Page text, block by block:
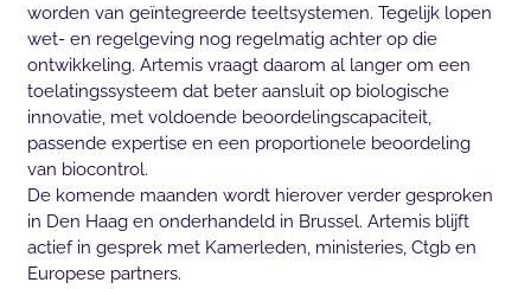
worden van geïntegreerde teeltsystemen. Tegelijk lopen
wet- en regelgeving nog regelmatig achter op die
ontwikkeling. Artemis vraagt daarom al langer om een
toelatingssysteem dat beter aansluit op biologische
innovatie, met voldoende beoordelingscapaciteit,
passende expertise en een proportionele beoordeling
van biocontrol.
De komende maanden wordt hierover verder gesproken
in Den Haag en onderhandeld in Brussel. Artemis blijft
actief in gesprek met Kamerleden, ministeries, Ctgb en
Europese partners.